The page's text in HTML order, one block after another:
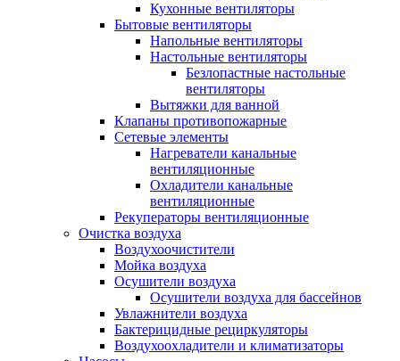
Кухонные вентиляторы
Бытовые вентиляторы
Напольные вентиляторы
Настольные вентиляторы
Безлопастные настольные
вентиляторы
Вытяжки для ванной
Клапаны противопожарные
Сетевые элементы
Нагреватели канальные
вентиляционные
Охладители канальные
вентиляционные
Рекуператоры вентиляционные
Очистка воздуха
Воздухоочистители
Мойка воздуха
Осушители воздуха
Осушители воздуха для бассейнов
Увлажнители воздуха
Бактерицидные рециркуляторы
Воздухоохладители и климатизаторы